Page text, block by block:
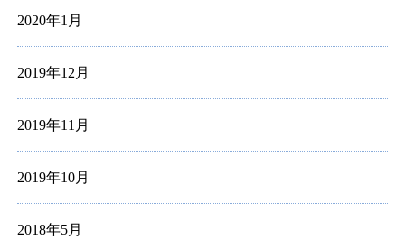
2020年1月
2019年12月
2019年11月
2019年10月
2018年5月